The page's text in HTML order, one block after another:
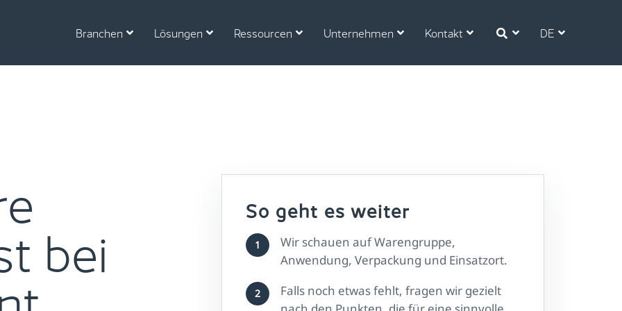
Branchen Lösungen Ressourcen Unternehmen Kontakt DE
bei
So geht es weiter
1
Wir schauen auf Warengruppe,
Anwendung, Verpackung und Einsatzort.
2
Falls noch etwas fehlt, fragen wir gezielt